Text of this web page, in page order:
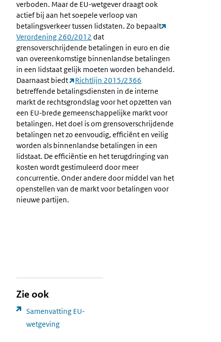
verboden. Maar de EU-wetgever draagt ook
actief bij aan het soepele verloop van
betalingsverkeer tussen lidstaten. Zo bepaalt
Verordening 260/2012 dat
grensoverschrijdende betalingen in euro en die
van overeenkomstige binnenlandse betalingen
in een lidstaat gelijk moeten worden behandeld.
Daarnaast biedt
Richtlijn 2015/2366
betreffende betalingsdiensten in de interne
markt de rechtsgrondslag voor het opzetten van
een EU-brede gemeenschappelijke markt voor
betalingen. Het doel is om grensoverschrijdende
betalingen net zo eenvoudig, efficiënt en veilig
worden als binnenlandse betalingen in een
lidstaat. De efficiëntie en het terugdringing van
kosten wordt gestimuleerd door meer
concurrentie. Onder andere door middel van het
openstellen van de markt voor betalingen voor
nieuwe partijen.
Zie ook
Samenvatting EU-
wetgeving